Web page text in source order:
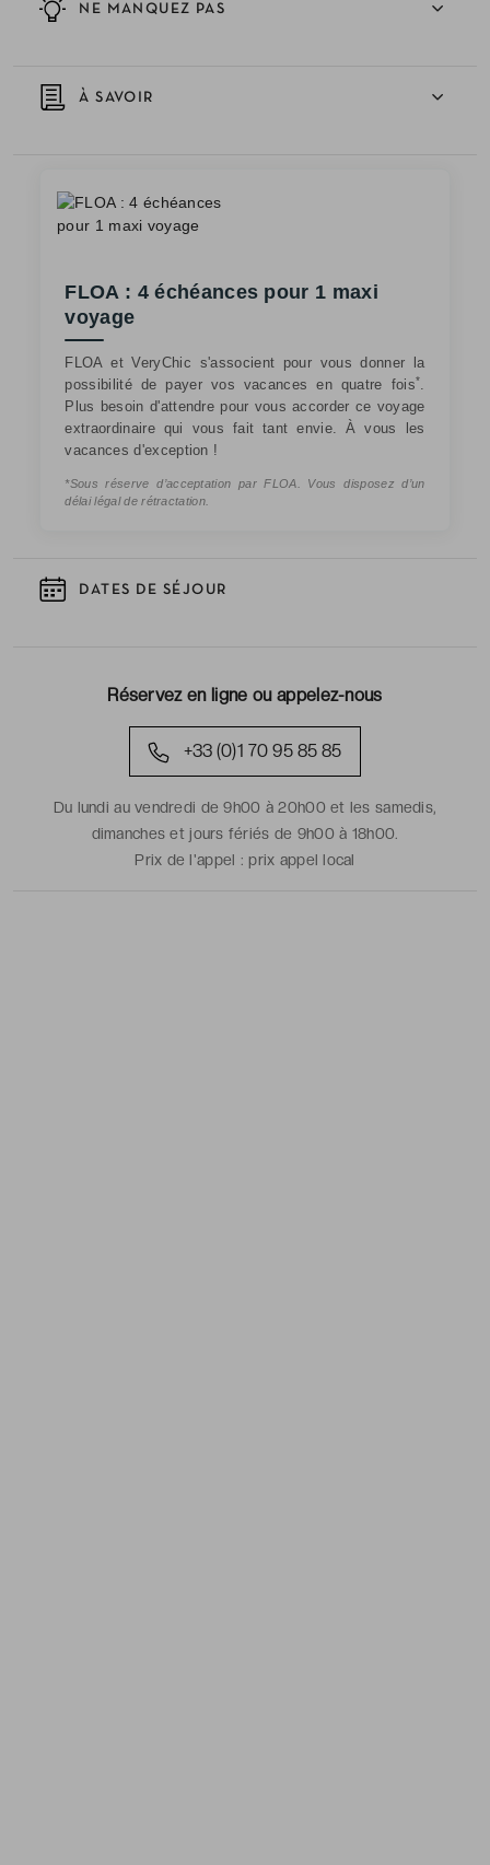
NE MANQUEZ PAS
À SAVOIR
DATES DE SÉJOUR
Réservez en ligne ou appelez-nous
+33 (0)1 70 95 85 85
Du lundi au vendredi de 9h00 à 20h00 et les samedis,
dimanches et jours fériés de 9h00 à 18h00.
Prix de l'appel :prix appel local
FLOA : 4 échéances pour 1 maxi
voyage
FLOA et VeryChic s'associent pour vous donner la
possibilité de payer vos vacances en quatre fois*.
Plus besoin d'attendre pour vous accorder ce voyage
extraordinaire qui vous fait tant envie. À vous les
vacances d'exception !
*Sous réserve d’acceptation par FLOA. Vous disposez d’un
délai légal de rétractation.